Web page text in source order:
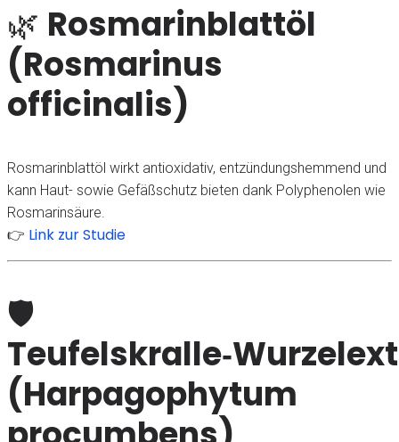
🌿 Rosmarinblattöl
(Rosmarinus
officinalis)
Rosmarinblattöl wirkt antioxidativ, entzündungshemmend und
kann Haut- sowie Gefäßschutz bieten dank Polyphenolen wie
Rosmarinsäure.
👉 Link zur Studie
🛡
(Harpagophytum